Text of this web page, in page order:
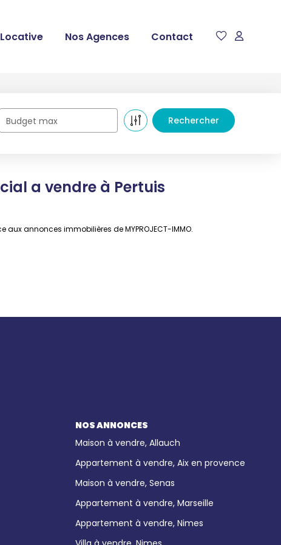
Nos Agences Contact
Budget max
a vendre à Pertuis
annonces immobilières de MYPROJECT-IMMO.
NOS ANNONCES
Maison à vendre, Allauch
Appartement à vendre, Aix en provence
Maison à vendre, Senas
Appartement à vendre, Marseille
Appartement à vendre, Nimes